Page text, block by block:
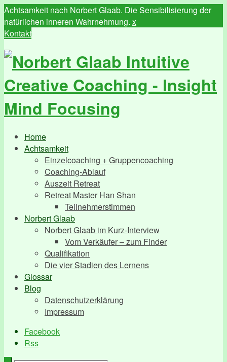
Achtsamkeit nach Norbert Glaab. Die Sensibilisierung der
natürlichen inneren Wahrnehmung. x
Kontakt
Home
Achtsamkeit
Einzelcoaching + Gruppencoaching
Coaching-Ablauf
Auszeit Retreat
Retreat Master Han Shan
Teilnehmerstimmen
Norbert Glaab
Norbert Glaab im Kurz-Interview
Vom Verkäufer – zum Finder
Qualifikation
Die vier Stadien des Lernens
Glossar
Blog
Datenschutzerklärung
Impressum
Facebook
Rss